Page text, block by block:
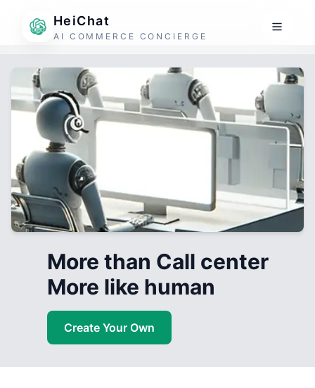
HeiChat
AI COMMERCE CONCIERGE
More than Call center
More like human
Create Your Own